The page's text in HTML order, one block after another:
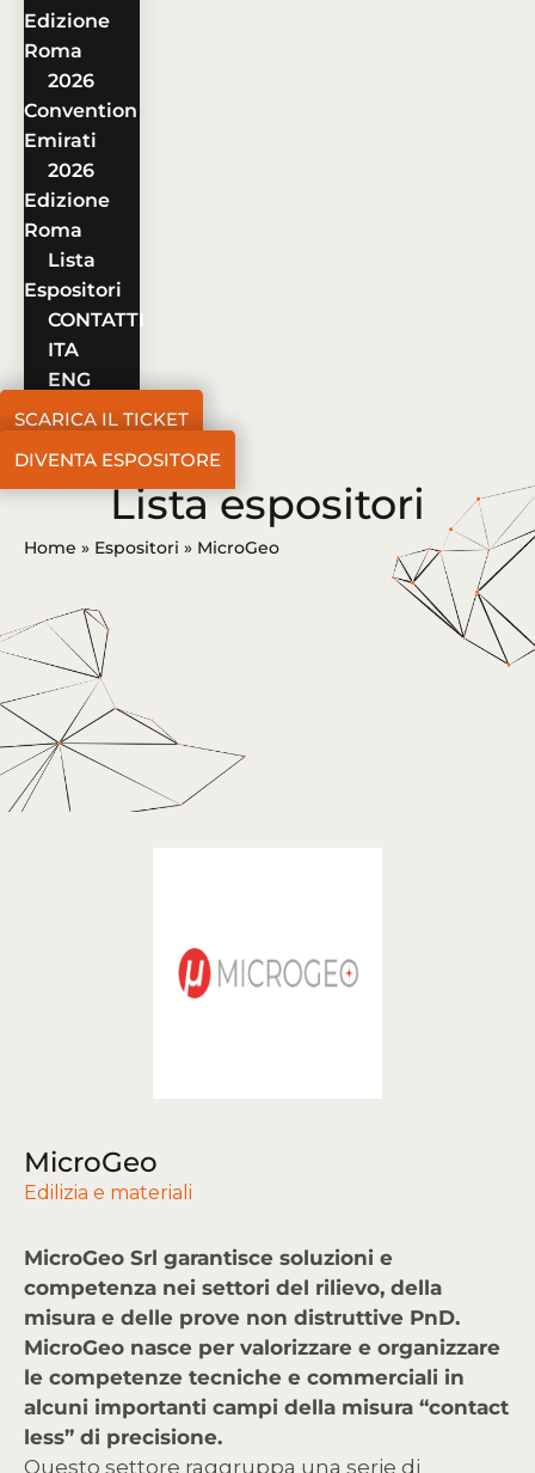
Edizione
Roma
2026
Convention
Emirati
2026
Edizione
Roma
Lista
Espositori
CONTATTI
ITA
ENG
SCARICA IL TICKET
DIVENTA ESPOSITORE
Lista espositori
Home » Espositori » MicroGeo
MicroGeo
Edilizia e materiali
MicroGeo Srl garantisce soluzioni e
competenza nei settori del rilievo, della
misura e delle prove non distruttive PnD.
MicroGeo nasce per valorizzare e organizzare
le competenze tecniche e commerciali in
alcuni importanti campi della misura “contact
less” di precisione.
Questo settore raggruppa una serie di